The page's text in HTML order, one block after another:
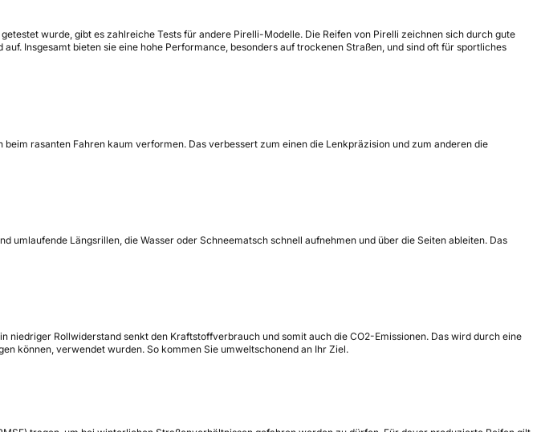
wurde, gibt es zahlreiche Tests für andere Pirelli-Modelle. Die Reifen von Pirelli zeichnen sich durch gute
Insgesamt bieten sie eine hohe Performance, besonders auf trockenen Straßen, und sind oft für sportliches
rasanten Fahren kaum verformen. Das verbessert zum einen die Lenkpräzision und zum anderen die
Längsrillen, die Wasser oder Schneematsch schnell aufnehmen und über die Seiten ableiten. Das
Rollwiderstand senkt den Kraftstoffverbrauch und somit auch die CO2-Emissionen. Das wird durch eine
können, verwendet wurden. So kommen Sie umweltschonend an Ihr Ziel.